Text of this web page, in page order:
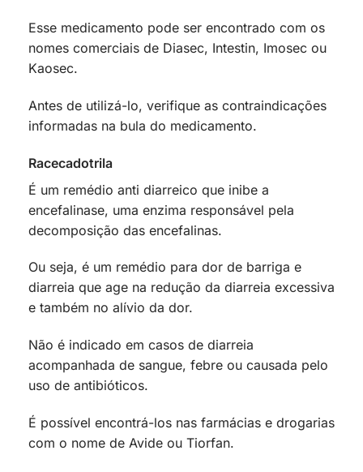
Esse medicamento pode ser encontrado com os
nomes comerciais de Diasec, Intestin, Imosec ou
Kaosec.
Antes de utilizá-lo, verifique as contraindicações
informadas na bula do medicamento.
Racecadotrila
É um remédio anti diarreico que inibe a
encefalinase, uma enzima responsável pela
decomposição das encefalinas.
Ou seja, é um remédio para dor de barriga e
diarreia que age na redução da diarreia excessiva
e também no alívio da dor.
Não é indicado em casos de diarreia
acompanhada de sangue, febre ou causada pelo
uso de antibióticos.
É possível encontrá-los nas farmácias e drogarias
com o nome de Avide ou Tiorfan.